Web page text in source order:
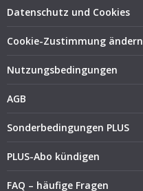
Datenschutz und Cookies
Cookie-Zustimmung ändern
Nutzungsbedingungen
AGB
Sonderbedingungen PLUS
PLUS-Abo kündigen
FAQ – häufige Fragen